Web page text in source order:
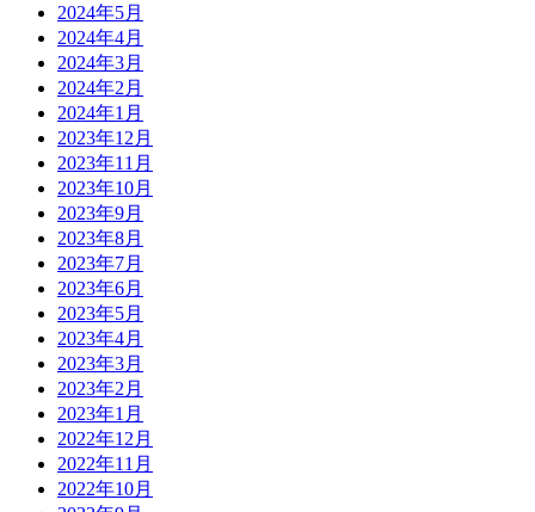
2024年5月
2024年4月
2024年3月
2024年2月
2024年1月
2023年12月
2023年11月
2023年10月
2023年9月
2023年8月
2023年7月
2023年6月
2023年5月
2023年4月
2023年3月
2023年2月
2023年1月
2022年12月
2022年11月
2022年10月